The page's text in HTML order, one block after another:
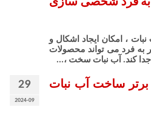
فرد شخصی سازی
نبات ، امکان ایجاد اشکال و
فرد می تواند محصولات
جدا کند. آب نبات سخت ،...
29
2024-09
برتر ساخت آب نبات